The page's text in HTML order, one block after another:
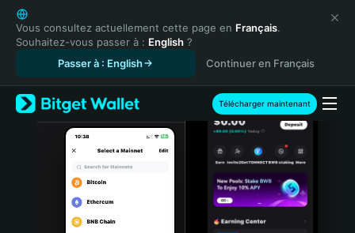
English
日本語
Tiếng Việt
Español (Latinoamérica)
Türkçe
Italiano
Português (Portugal)
Vous consultez actuellement cette page en Français.
Souhaitez-vous passer à : English ?
Passer à : English
Continuer en Français
Télécharger maintenant